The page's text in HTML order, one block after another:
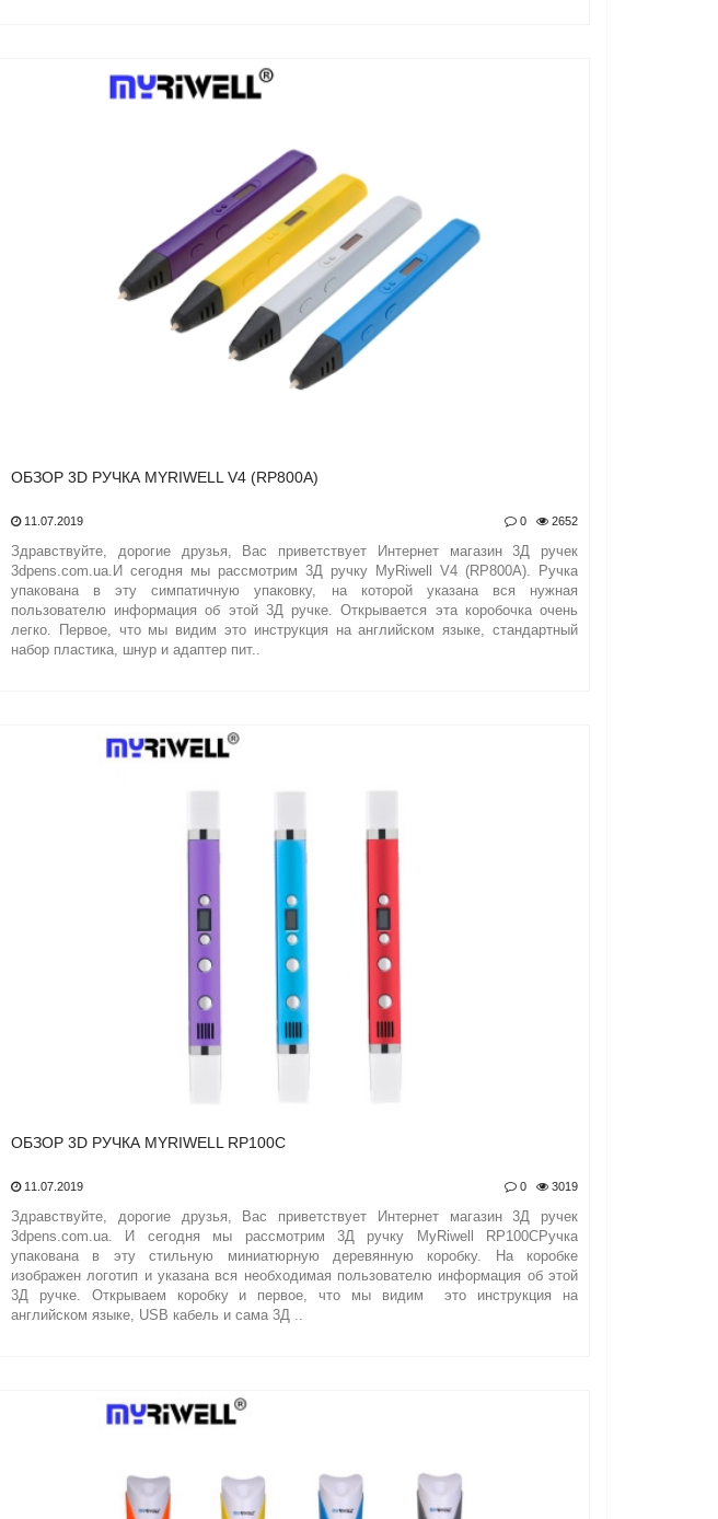
ОБЗОР 3D РУЧКА MYRIWELL V4 (RP800A)
11.07.2019 0 2652
Здравствуйте, дорогие друзья, Вас приветствует Интернет магазин 3Д ручек
3dpens.com.ua.И сегодня мы рассмотрим 3Д ручку MyRiwell V4 (RP800A). Ручка
упакована в эту симпатичную упаковку, на которой указана вся нужная
пользователю информация об этой 3Д ручке. Открывается эта коробочка очень
легко. Первое, что мы видим это инструкция на английском языке, стандартный
набор пластика, шнур и адаптер пит..
ОБЗОР 3D РУЧКА MYRIWELL RP100C
11.07.2019 0 3019
Здравствуйте, дорогие друзья, Вас приветствует Интернет магазин 3Д ручек
3dpens.com.ua. И сегодня мы рассмотрим 3Д ручку MyRiwell RP100CРучка
упакована в эту стильную миниатюрную деревянную коробку. На коробке
изображен логотип и указана вся необходимая пользователю информация об этой
3Д ручке. Открываем коробку и первое, что мы видим это инструкция на
английском языке, USB кабель и сама 3Д ..